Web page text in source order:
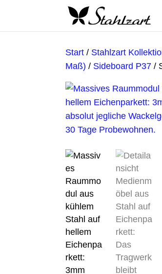
Start / Stahlzart
Maß) / Sideboard P37 /